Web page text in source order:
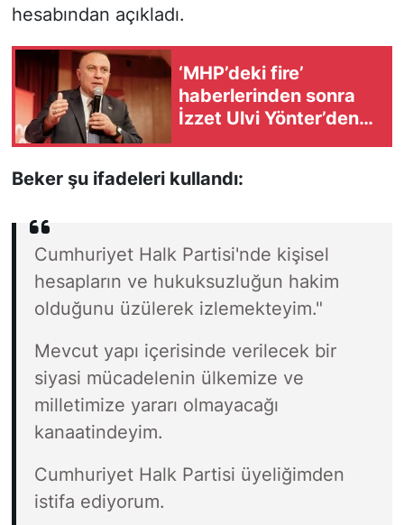
hesabından açıkladı.
‘MHP’deki fire’
haberlerinden sonra
İzzet Ulvi Yönter’den
Beker şu ifadeleri kullandı:
Cumhuriyet Halk Partisi'nde kişisel
hesapların ve hukuksuzluğun hakim
olduğunu üzülerek izlemekteyim."
Mevcut yapı içerisinde verilecek bir
siyasi mücadelenin ülkemize ve
milletimize yararı olmayacağı
kanaatindeyim.
Cumhuriyet Halk Partisi üyeliğimden
istifa ediyorum.